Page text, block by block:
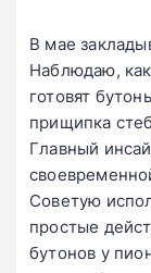
В мае
Наблюдаю,
готовят
прищипка
Главный
Советую
простые
бутонов у